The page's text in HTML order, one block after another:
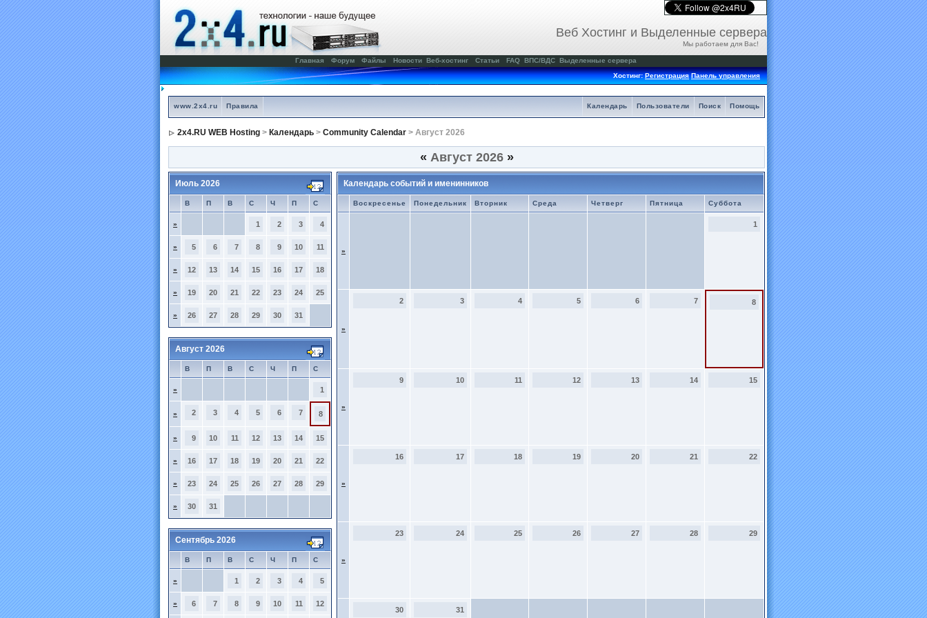
Веб Хостинг и Выделенные сервера
Мы работаем для Вас!
Главная Форум Файлы Новости Веб-хостинг Статьи FAQ ВПС/ВДС Выделенные сервера
Хостинг:Регистрация Панель управления
www.2x4.ru Правила Помощь
Поиск
Пользователи
Календарь
2x4.RU WEB Hosting > Календарь > Community Calendar > Август 2026
« Август 2026 »
Июль 2026
В П В С Ч П С
» 1 2 3 4
» 5 6 7 8 9 10 11
» 12 13 14 15 16 17 18
» 19 20 21 22 23 24 25
» 26 27 28 29 30 31
Август 2026
В П В С Ч П С
» 1
» 2 3 4 5 6 7 8
» 9 10 11 12 13 14 15
» 16 17 18 19 20 21 22
» 23 24 25 26 27 28 29
» 30 31
Сентябрь 2026
В П В С Ч П С
» 1 2 3 4 5
» 6 7 8 9 10 11 12
Календарь событий и именинников
Воскресенье Понедельник Вторник Среда Четверг Пятница Суббота
»
1
»
2 3 4 5 6 7 8
»
9 10 11 12 13 14 15
»
16 17 18 19 20 21 22
»
23 24 25 26 27 28 29
30 31